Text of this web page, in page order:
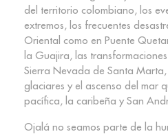
del territorio colombiano, los
extremos, los frecuentes
Oriental como en Puente
la Guajira, las
Sierra Nevada de Santa
glaciares y el ascenso del mar
pacífica, la caribeña y San
Ojalá no seamos parte de la